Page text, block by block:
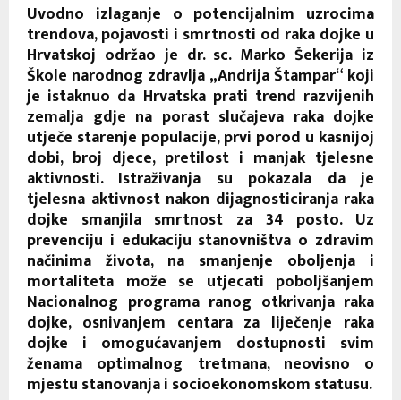
Uvodno izlaganje o potencijalnim uzrocima
trendova, pojavosti i smrtnosti od raka dojke u
Hrvatskoj održao je dr. sc. Marko Šekerija iz
Škole narodnog zdravlja „Andrija Štampar“ koji
je istaknuo da Hrvatska prati trend razvijenih
zemalja gdje na porast slučajeva raka dojke
utječe starenje populacije, prvi porod u kasnijoj
dobi, broj djece, pretilost i manjak tjelesne
aktivnosti. Istraživanja su pokazala da je
tjelesna aktivnost nakon dijagnosticiranja raka
dojke smanjila smrtnost za 34 posto. Uz
prevenciju i edukaciju stanovništva o zdravim
načinima života, na smanjenje oboljenja i
mortaliteta može se utjecati poboljšanjem
Nacionalnog programa ranog otkrivanja raka
dojke, osnivanjem centara za liječenje raka
dojke i omogućavanjem dostupnosti svim
ženama optimalnog tretmana, neovisno o
mjestu stanovanja i socioekonomskom statusu.